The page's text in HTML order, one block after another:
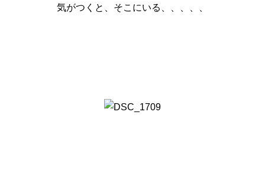
気がつくと、そこにいる、、、、、